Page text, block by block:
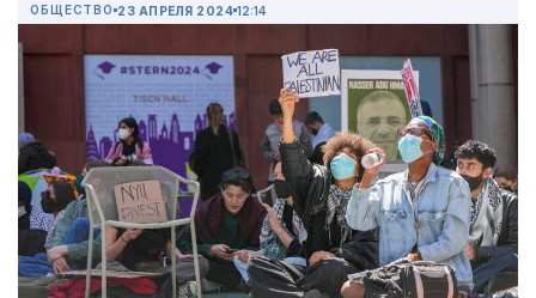
ОБЩЕСТВО 23 АПРЕЛЯ 2024 12:14